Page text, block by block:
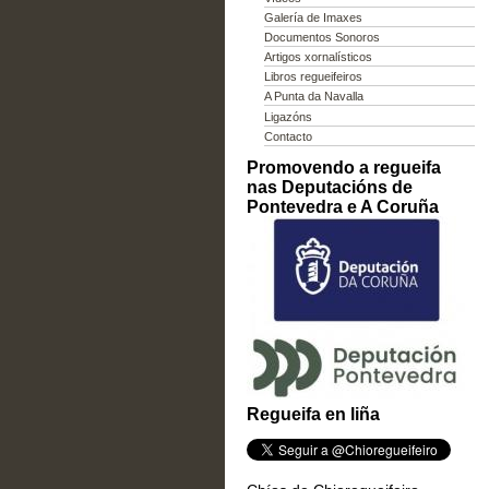
Galería de Imaxes
Documentos Sonoros
Artigos xornalísticos
Libros regueifeiros
A Punta da Navalla
Ligazóns
Contacto
Promovendo a regueifa
nas Deputacións de
Pontevedra e A Coruña
Regueifa en liña